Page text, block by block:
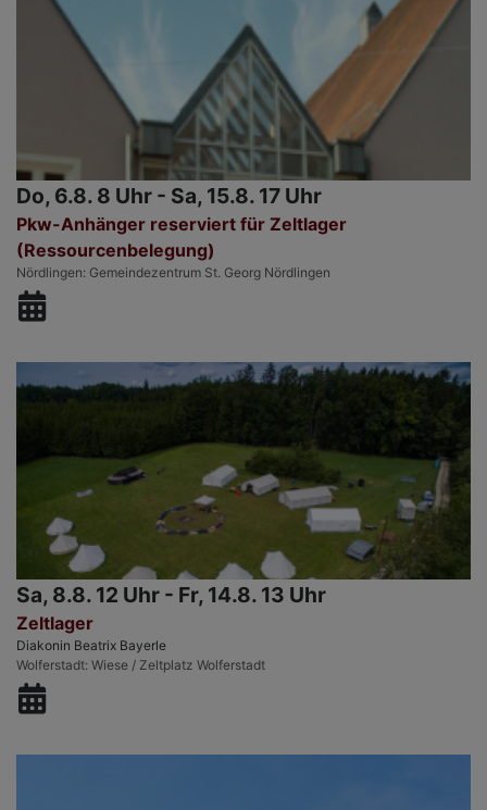
Do, 6.8. 8 Uhr - Sa, 15.8. 17 Uhr
Pkw-Anhänger reserviert für Zeltlager
(Ressourcenbelegung)
Nördlingen Gemeindezentrum St. Georg Nördlingen
Sa, 8.8. 12 Uhr - Fr, 14.8. 13 Uhr
Zeltlager
Diakonin Beatrix Bayerle
Wolferstadt Wiese / Zeltplatz Wolferstadt